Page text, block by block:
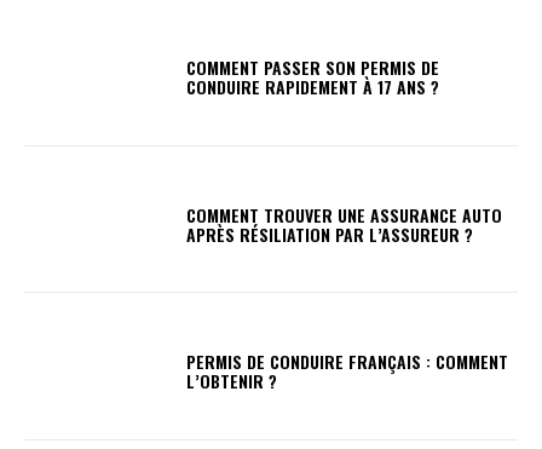
COMMENT PASSER SON PERMIS DE
CONDUIRE RAPIDEMENT À 17 ANS ?
COMMENT TROUVER UNE ASSURANCE AUTO
APRÈS RÉSILIATION PAR L’ASSUREUR ?
PERMIS DE CONDUIRE FRANÇAIS : COMMENT
L’OBTENIR ?